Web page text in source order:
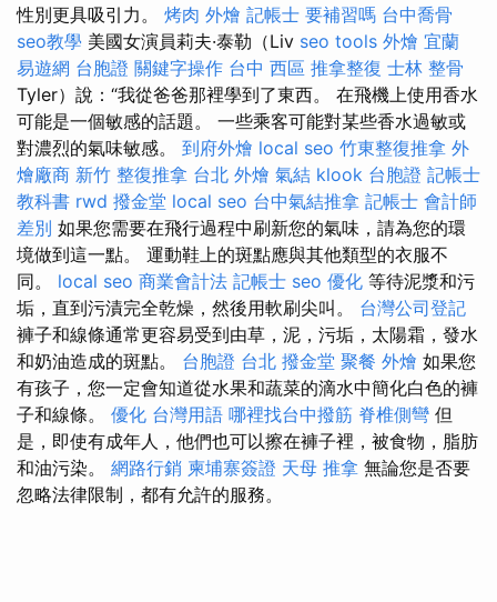
性別更具吸引力。 烤肉 外燴 記帳士 要補習嗎 台中喬骨
seo教學 美國女演員莉夫·泰勒（Liv seo tools 外燴 宜蘭
易遊網 台胞證 關鍵字操作 台中 西區 推拿整復 士林 整骨
Tyler）說：“我從爸爸那裡學到了東西。 在飛機上使用香水
可能是一個敏感的話題。 一些乘客可能對某些香水過敏或
對濃烈的氣味敏感。 到府外燴 local seo 竹東整復推拿 外
燴廠商 新竹 整復推拿 台北 外燴 氣結 klook 台胞證 記帳士
教科書 rwd 撥金堂 local seo 台中氣結推拿 記帳士 會計師
差別 如果您需要在飛行過程中刷新您的氣味，請為您的環
境做到這一點。 運動鞋上的斑點應與其他類型的衣服不
同。 local seo 商業會計法 記帳士 seo 優化 等待泥漿和污
垢，直到污漬完全乾燥，然後用軟刷尖叫。 台灣公司登記
褲子和線條通常更容易受到由草，泥，污垢，太陽霜，發水
和奶油造成的斑點。 台胞證 台北 撥金堂 聚餐 外燴 如果您
有孩子，您一定會知道從水果和蔬菜的滴水中簡化白色的褲
子和線條。 優化 台灣用語 哪裡找台中撥筋 脊椎側彎 但
是，即使有成年人，他們也可以擦在褲子裡，被食物，脂肪
和油污染。 網路行銷 柬埔寨簽證 天母 推拿 無論您是否要
忽略法律限制，都有允許的服務。